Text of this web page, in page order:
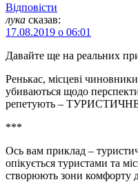
Відповіcти
лука сказав:
17.08.2019 о 06:01
Давайте ще на реальних
Ренькас, місцеві
убиваються щодо
репетують –
***
Ось вам приклад –
опікується туристами та
створюють зони комфорту